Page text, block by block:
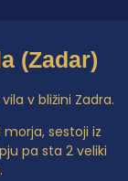
(Zadar)
v bližini Zadra.
sestoji iz
pa sta 2 veliki